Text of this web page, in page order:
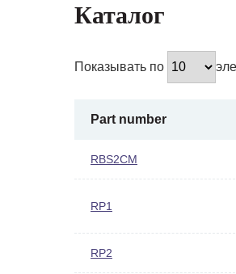
Каталог
Показывать по
Part number
RBS2CM
RP1
RP2